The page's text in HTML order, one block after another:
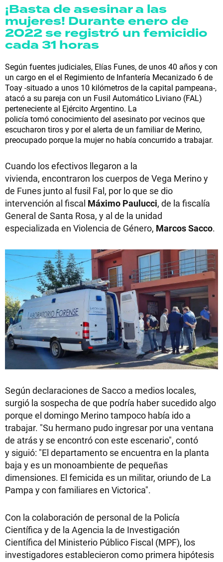
¡Basta de asesinar a las
mujeres! Durante enero de
2022 se registró un femicidio
cada 31 horas
Según fuentes judiciales, Elías Funes, de unos 40 años y con
un cargo en el el Regimiento de Infantería Mecanizado 6 de
Toay -situado a unos 10 kilómetros de la capital pampeana-,
atacó a su pareja con un Fusil Automático Liviano (FAL)
perteneciente al Ejército Argentino. La
policía tomó conocimiento del asesinato por vecinos que
escucharon tiros y por el alerta de un familiar de Merino,
preocupado porque la mujer no había concurrido a trabajar.
Cuando los efectivos llegaron a la
vivienda, encontraron los cuerpos de Vega Merino y
de Funes junto al fusil Fal, por lo que se dio
intervención al fiscal Máximo Paulucci, de la fiscalía
General de Santa Rosa, y al de la unidad
especializada en Violencia de Género, Marcos Sacco.
Según declaraciones de Sacco a medios locales,
surgió la sospecha de que podría haber sucedido algo
porque el domingo Merino tampoco había ido a
trabajar. "Su hermano pudo ingresar por una ventana
de atrás y se encontró con este escenario", contó
y siguió: "El departamento se encuentra en la planta
baja y es un monoambiente de pequeñas
dimensiones. El femicida es un militar, oriundo de La
Pampa y con familiares en Victorica".
Con la colaboración de personal de la Policía
Científica y de la Agencia la de Investigación
Científica del Ministerio Público Fiscal (MPF), los
investigadores establecieron como primera hipótesis